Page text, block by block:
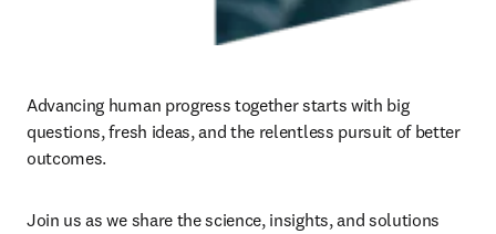
Advancing human progress together starts with big
questions, fresh ideas, and the relentless pursuit of better
outcomes. ​
Join us as we share the science, insights, and solutions